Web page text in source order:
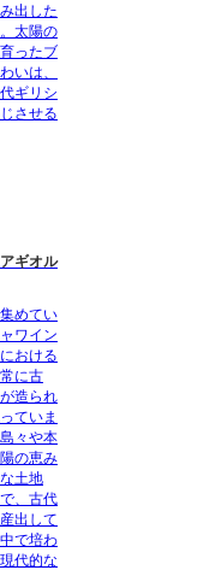
出した
太陽の
ったブ
いは、
ギリシ
させる
ギオル
めてい
ワイン
おける
に古
造られ
ていま
々や本
の恵み
土地
、古代
出して
で培わ
代的な